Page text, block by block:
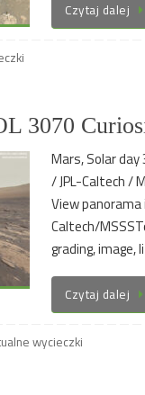
Czytaj dalej
3070
Mars, Solar day
/ JPL-Caltech /
View
Caltech/
grading, image,
Czytaj dalej
wycieczki